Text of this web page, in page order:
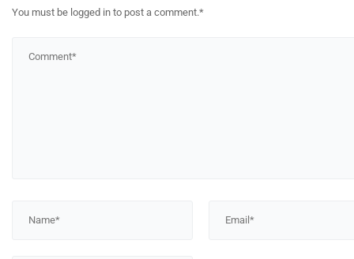
You must be logged in to post a comment.*